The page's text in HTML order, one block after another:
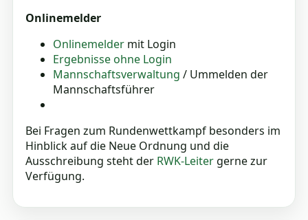
Onlinemelder
Onlinemelder mit Login
Ergebnisse ohne Login
Mannschaftsverwaltung / Ummelden der
Mannschaftsführer
Bei Fragen zum Rundenwettkampf besonders im
Hinblick auf die Neue Ordnung und die
Ausschreibung steht der RWK-Leitergerne zur
Verfügung.